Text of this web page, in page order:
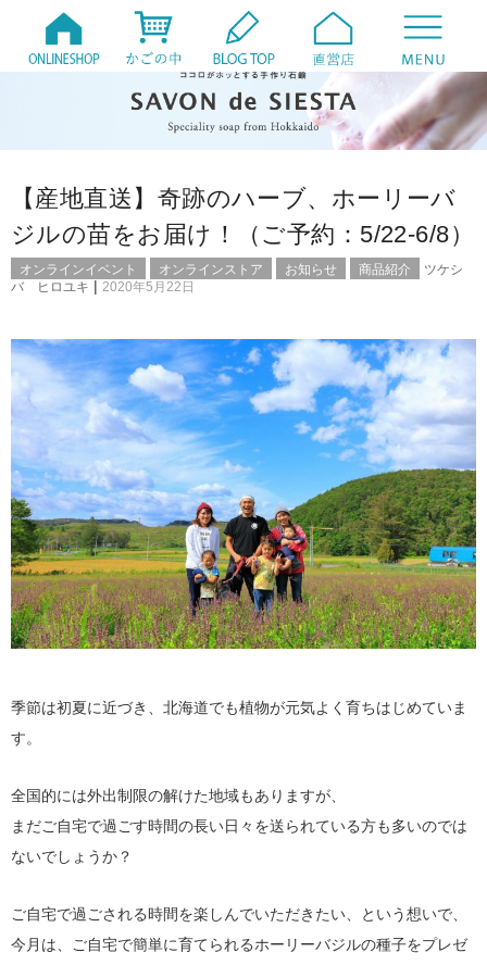
【産地直送】奇跡のハーブ、ホーリーバ
ジルの苗をお届け！（ご予約：5/22-6/8）
オンラインイベント オンラインストア お知らせ 商品紹介
ツケシ
バ ヒロユキ | 2020年5月22日
季節は初夏に近づき、北海道でも植物が元気よく育ちはじめていま
す。
全国的には外出制限の解けた地域もありますが、
まだご自宅で過ごす時間の長い日々を送られている方も多いのでは
ないでしょうか？
ご自宅で過ごされる時間を楽しんでいただきたい、という想いで、
今月は、ご自宅で簡単に育てられるホーリーバジルの種子をプレゼ